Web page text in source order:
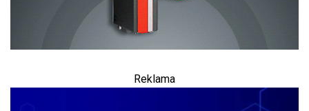
Reklama